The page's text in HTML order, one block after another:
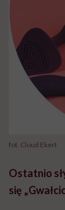
fot. Cloud Ekert
Ostatnio
się